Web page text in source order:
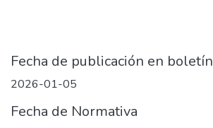
Fecha de publicación en boletín
2026-01-05
Fecha de Normativa